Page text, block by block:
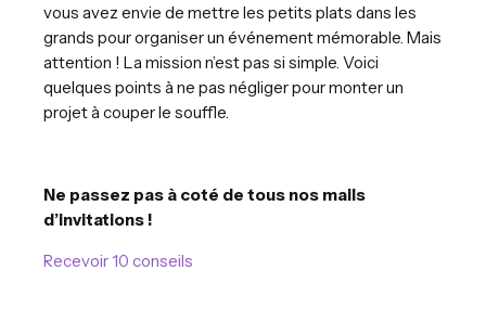
vous avez envie de mettre les petits plats dans les
grands pour organiser un événement mémorable. Mais
attention ! La mission n’est pas si simple. Voici
quelques points à ne pas négliger pour monter un
projet à couper le souffle.
Ne passez pas à coté de tous nos mails
d’invitations !
Recevoir 10 conseils